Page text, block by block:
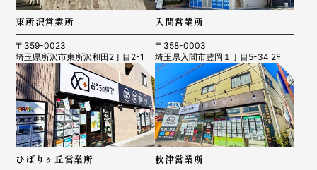
東所沢営業所
〒359-0023
埼玉県所沢市東所沢和田2丁目2-1
入間営業所
〒358-0003
埼玉県入間市豊岡１丁目5-34 2F
ひばりヶ丘営業所 秋津営業所